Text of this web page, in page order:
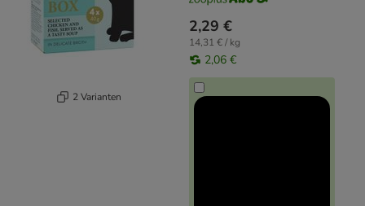
2 Varianten
2,29 €
14,31 € / kg
2,06 €